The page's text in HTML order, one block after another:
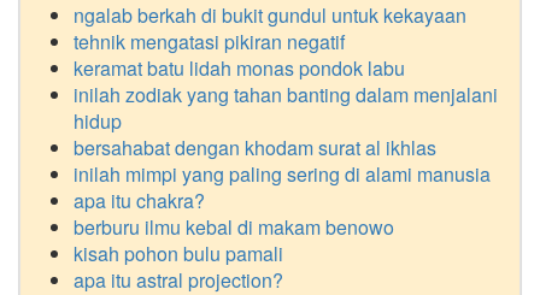
ngalab berkah di bukit gundul untuk kekayaan
tehnik mengatasi pikiran negatif
keramat batu lidah monas pondok labu
inilah zodiak yang tahan banting dalam menjalani
hidup
bersahabat dengan khodam surat al ikhlas
inilah mimpi yang paling sering di alami manusia
apa itu chakra?
berburu ilmu kebal di makam benowo
kisah pohon bulu pamali
apa itu astral projection?